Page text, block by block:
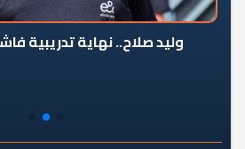
وليد صلاح.. نهاية تدريبية